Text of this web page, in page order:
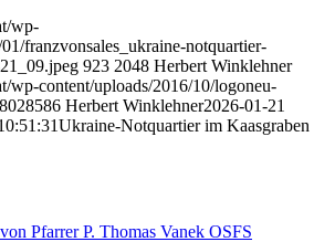
wp-
franzvonsales_ukraine-notquartier-
923 2048 Herbert Winklehner
wp-content/uploads/2016/10/logoneu-
Herbert Winklehner2026-01-21
Ukraine-Notquartier im Kaasgraben
Pfarrer P. Thomas Vanek OSFS